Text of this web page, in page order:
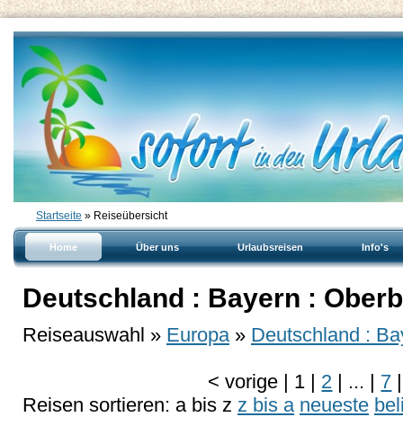
Startseite » Reiseübersicht
Home Über uns Urlaubsreisen Info's
Deutschland : Bayern :
Reiseauswahl » Europa » Deutschland :
<vorige | 1 | 2 | ... | 7 |
Reisen sortieren: a bis z z bis a neueste